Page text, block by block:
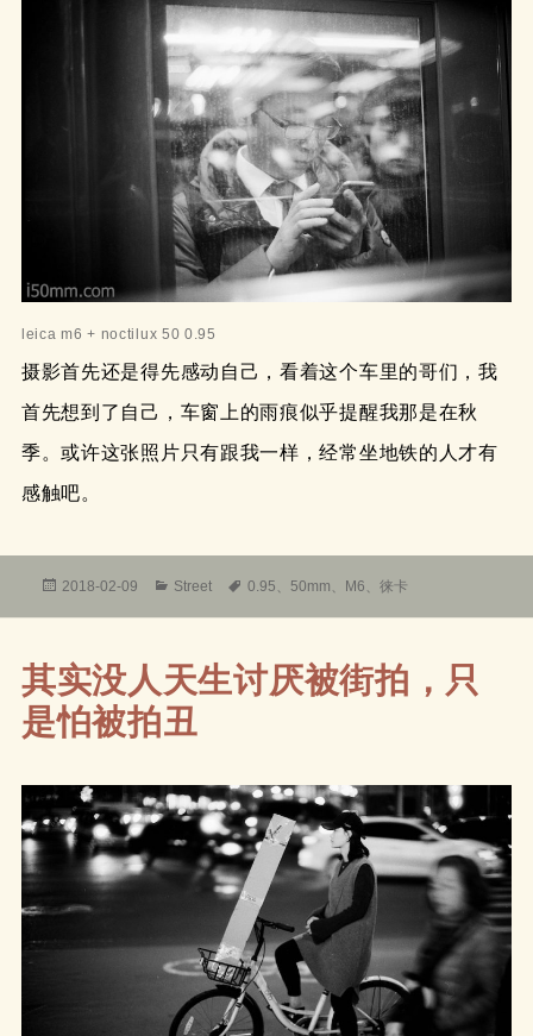
leica m6 + noctilux 50 0.95
摄影首先还是得先感动自己，看着这个车里的哥们，我
首先想到了自己，车窗上的雨痕似乎提醒我那是在秋
季。或许这张照片只有跟我一样，经常坐地铁的人才有
感触吧。
发
2018-02-09
分
Street
标
0.95 、50mm 、 M6 、徕卡
其实没人天生讨厌被街拍，只
是怕被拍丑